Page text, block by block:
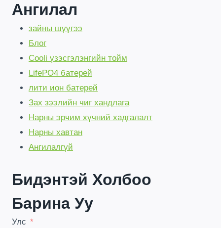
10-
YR
POWER
SAVINGS
Ангилал
зайны шүүгээ
Блог
Cooli үзэсгэлэнгийн тойм
LifePO4 батерей
лити ион батерей
Зах зээлийн чиг хандлага
Нарны эрчим хүчний хадгалалт
Нарны хавтан
Ангилалгүй
Бидэнтэй Холбоо
Барина Уу
Улс